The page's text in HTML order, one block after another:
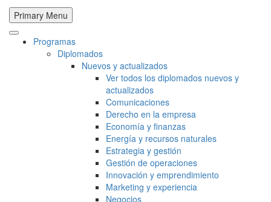
Primary Menu
Programas
Diplomados
Nuevos y actualizados
Ver todos los diplomados nuevos y
actualizados
Comunicaciones
Derecho en la empresa
Economía y finanzas
Energía y recursos naturales
Estrategia y gestión
Gestión de operaciones
Innovación y emprendimiento
Marketing y experiencia
Negocios